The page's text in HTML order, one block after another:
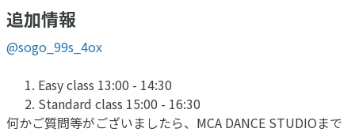
追加情報
@sogo_99s_4ox
Easy class 13:00 - 14:30
Standard class 15:00 - 16:30
何かご質問等がございましたら、MCA DANCE STUDIOまで